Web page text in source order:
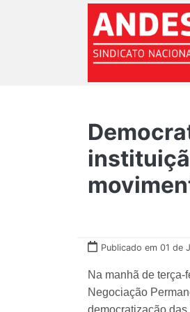
Publicado em 01 de
Na manhã de
Negociação
democratização